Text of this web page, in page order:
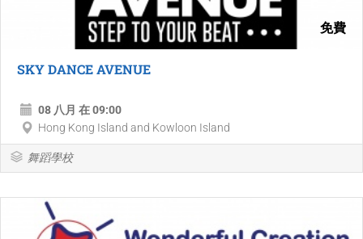
免費
SKY DANCE AVENUE
08 八月 在 09:00
Hong Kong Island and Kowloon Island
舞蹈學校